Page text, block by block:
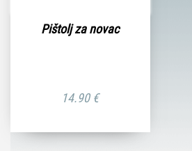
Pištolj za novac
14.90 €